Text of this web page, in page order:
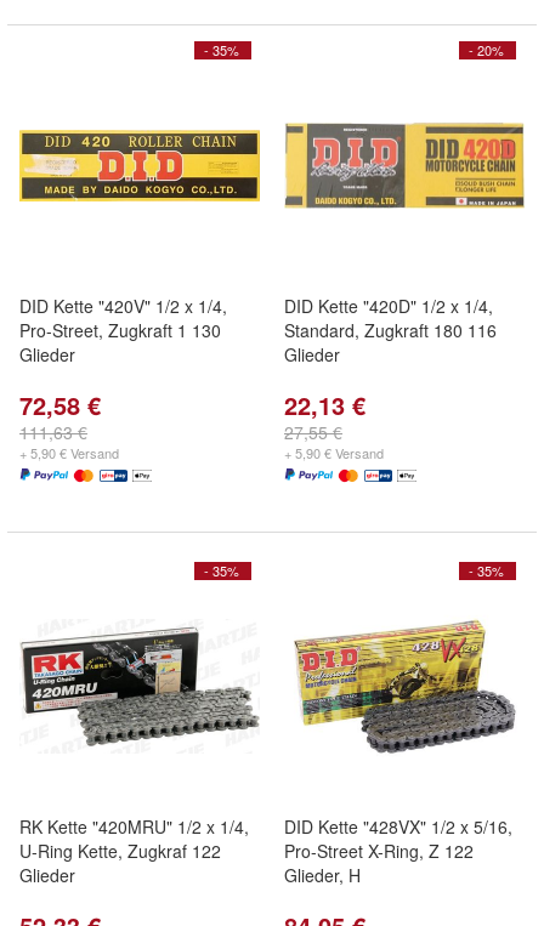
- 35%
DID Kette "420V" 1/2 x 1/4,
Pro-Street, Zugkraft 1 130
Glieder
72,58 €
111,63 €
+ 5,90 € Versand
- 20%
DID Kette "420D" 1/2 x 1/4,
Standard, Zugkraft 180 116
Glieder
22,13 €
27,55 €
+ 5,90 € Versand
- 35%
RK Kette "420MRU" 1/2 x 1/4,
U-Ring Kette, Zugkraf 122
Glieder
- 35%
DID Kette "428VX" 1/2 x 5/16,
Pro-Street X-Ring, Z 122
Glieder, H